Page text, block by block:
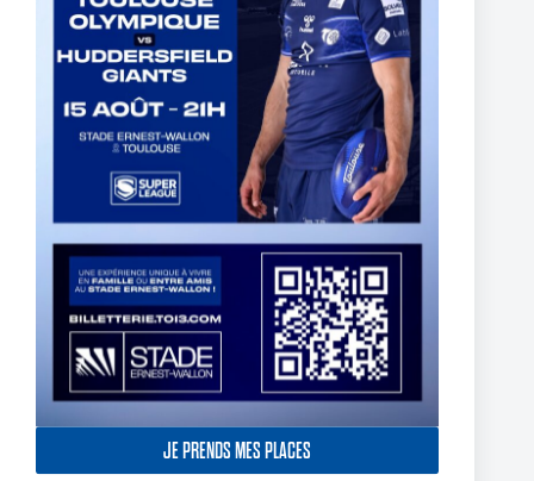
JE PRENDS MES PLACES
The End of Reubenn Rennie’s Olympian Journey
6 août 2026